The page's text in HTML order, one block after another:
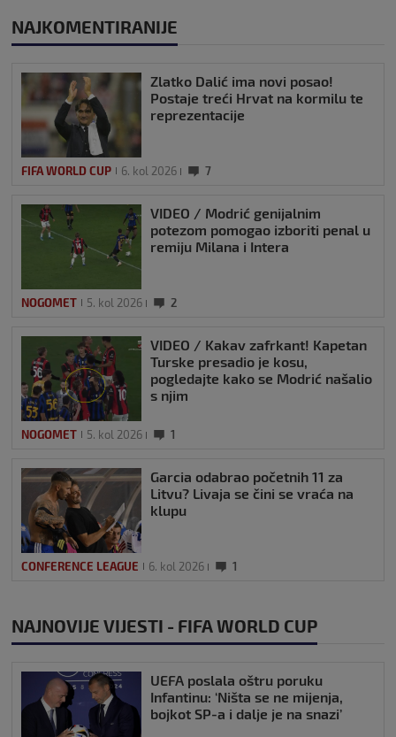
NAJKOMENTIRANIJE
Zlatko Dalić ima novi posao!
Postaje treći Hrvat na kormilu te
reprezentacije
FIFA WORLD CUP 6. kol 2026 7
VIDEO / Modrić genijalnim
potezom pomogao izboriti penal u
remiju Milana i Intera
NOGOMET 5. kol 2026 2
VIDEO / Kakav zafrkant! Kapetan
Turske presadio je kosu,
pogledajte kako se Modrić našalio
s njim
NOGOMET 5. kol 2026 1
Garcia odabrao početnih 11 za
Litvu? Livaja se čini se vraća na
klupu
CONFERENCE LEAGUE 6. kol 2026 1
NAJNOVIJE VIJESTI - FIFA WORLD CUP
UEFA poslala oštru poruku
Infantinu: ‘Ništa se ne mijenja,
bojkot SP-a i dalje je na snazi’